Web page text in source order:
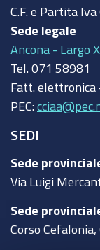
C.F. e Partita Iva
Sede legale
Ancona - Largo
Tel. 071 58981
Fatt. elettronica
PEC:
SEDI
Sede
Via Luigi
Sede
Corso